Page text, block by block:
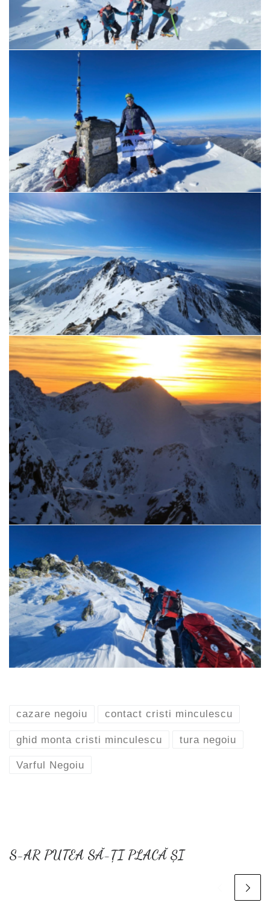
cazare negoiu contact cristi minculescu
ghid monta cristi minculescu tura negoiu
Varful Negoiu
S-AR PUTEA SĂ-ȚI PLACĂ ȘI